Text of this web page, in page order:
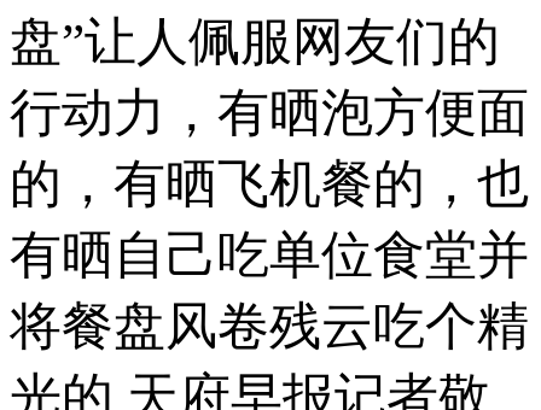
盘”让人佩服网友们的
行动力，有晒泡方便面
的，有晒飞机餐的，也
有晒自己吃单位食堂并
将餐盘风卷残云吃个精
光的 天府早报记者敬